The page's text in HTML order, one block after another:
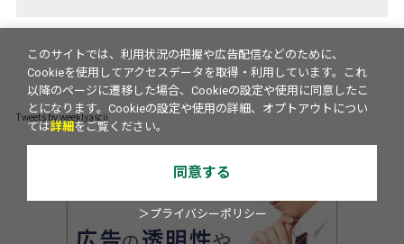
Tweets by weeklyascii
このサイトでは、利用状況の把握や広告配信などのために、
Cookieを使用してアクセスデータを取得・利用しています。これ
以降のページに遷移した場合、Cookieの設定や使用に同意したこ
とになります。Cookieの設定や使用の詳細、オプトアウトについ
ては詳細 をご覧ください。
同意する
＞プライバシーポリシー